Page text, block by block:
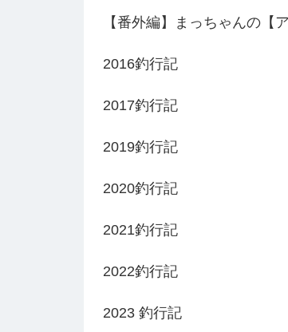
【番外編】まっちゃんの【
2016釣行記
2017釣行記
2019釣行記
2020釣行記
2021釣行記
2022釣行記
2023 釣行記